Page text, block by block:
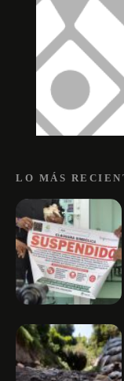
LO MÁS